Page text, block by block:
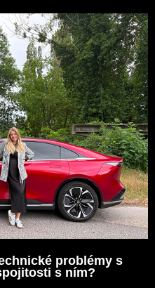
problémy s
s ním?